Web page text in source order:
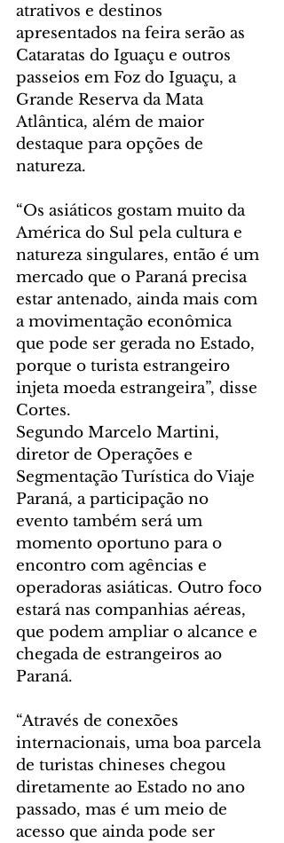
atrativos e destinos
apresentados na feira serão as
Cataratas do Iguaçu e outros
passeios em Foz do Iguaçu, a
Grande Reserva da Mata
Atlântica, além de maior
destaque para opções de
natureza.
“Os asiáticos gostam muito da
América do Sul pela cultura e
natureza singulares, então é um
mercado que o Paraná precisa
estar antenado, ainda mais com
a movimentação econômica
que pode ser gerada no Estado,
porque o turista estrangeiro
injeta moeda estrangeira”, disse
Cortes.
Segundo Marcelo Martini,
diretor de Operações e
Segmentação Turística do Viaje
Paraná, a participação no
evento também será um
momento oportuno para o
encontro com agências e
operadoras asiáticas. Outro foco
estará nas companhias aéreas,
que podem ampliar o alcance e
chegada de estrangeiros ao
Paraná.
“Através de conexões
internacionais, uma boa parcela
de turistas chineses chegou
diretamente ao Estado no ano
passado, mas é um meio de
acesso que ainda pode ser